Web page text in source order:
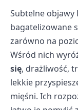
Subtelne objawy
bagatelizowane
zarówno na
Wśród nich
się, drażliwość,
lekkie
mięśni. Ich